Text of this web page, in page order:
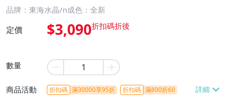
品牌：東海水晶/n成色：全新
定價 $3,090
數量
商品活動 折扣碼 滿30000享95折 折扣碼 滿800折60